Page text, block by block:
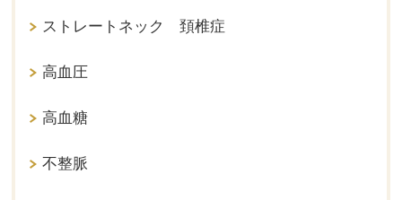
ストレートネック 頚椎症
高血圧
高血糖
不整脈